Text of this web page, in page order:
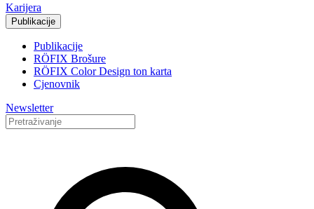
Karijera
Publikacije
Publikacije
RÖFIX Brošure
RÖFIX Color Design ton karta
Cjenovnik
Newsletter